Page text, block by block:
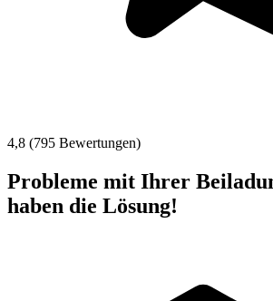
4,8 (795 Bewertungen)
Probleme mit Ihrer
haben die Lösung!